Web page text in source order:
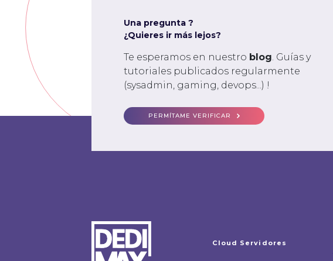
Una pregunta ?
¿Quieres ir más lejos?
Te esperamos en nuestro blog . Guías y
tutoriales publicados regularmente
(sysadmin, gaming, devops...) !
PERMÍTAME VERIFICAR
Cloud Servidores